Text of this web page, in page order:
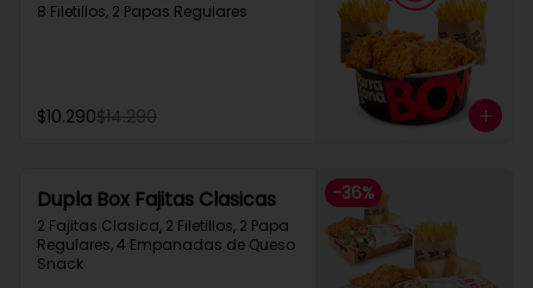
8 Filetillos, 2 Papas Regulares
$10.290$14.290
-36%
Dupla Box Fajitas Clasicas
2 Fajitas Clasica, 2 Filetillos, 2 Papa
Regulares, 4 Empanadas de Queso
Snack